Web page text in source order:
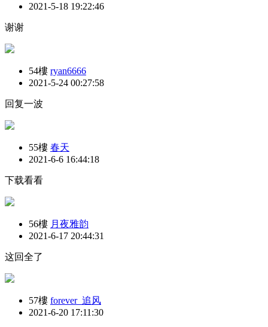
2021-5-18 19:22:46
谢谢
54樓 ryan6666
2021-5-24 00:27:58
回复一波
55樓 春天
2021-6-6 16:44:18
下载看看
56樓 月夜雅韵
2021-6-17 20:44:31
这回全了
57樓 forever_追风
2021-6-20 17:11:30